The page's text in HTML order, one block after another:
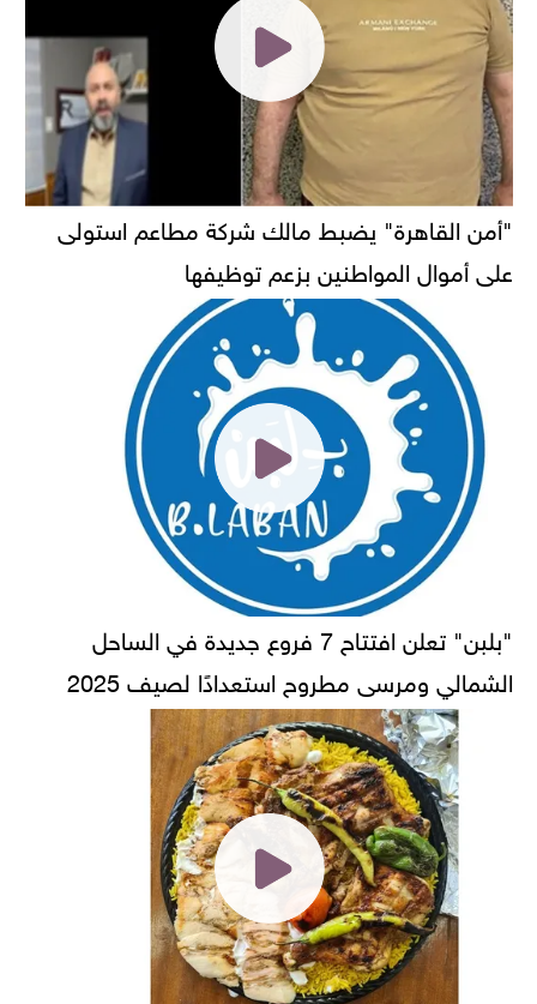
"أمن القاهرة" يضبط مالك شركة مطاعم استولى
على أموال المواطنين بزعم توظيفها
"بلبن" تعلن افتتاح 7 فروع جديدة في الساحل
الشمالي ومرسى مطروح استعدادًا لصيف 2025